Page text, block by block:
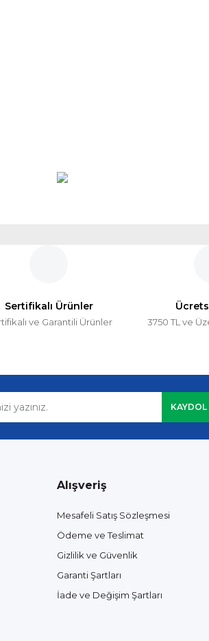
Sertifikalı Ürünler
ve Garantili Ürünler 3750 TL ve
KAYDOL
Alışveriş
Mesafeli Satış Sözleşmesi
Ödeme ve Teslimat
Gizlilik ve Güvenlik
Garanti Şartları
İade ve Değişim Şartları